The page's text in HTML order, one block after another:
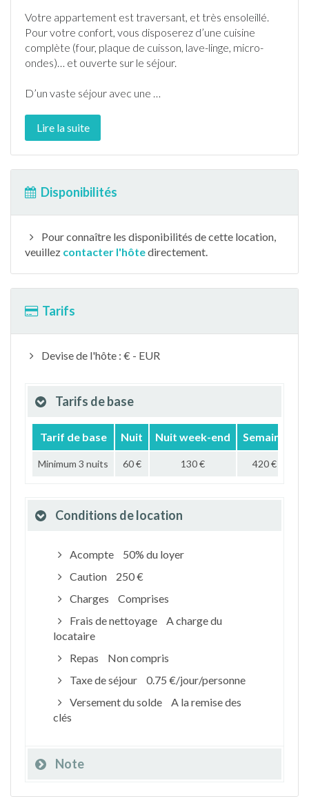
Votre appartement est traversant, et très ensoleillé.
Pour votre confort, vous disposerez d’une cuisine
complète (four, plaque de cuisson, lave-linge, micro-
ondes)… et ouverte sur le séjour.
D’un vaste séjour avec une …
Lire la suite
Disponibilités
Pour connaître les disponibilités de cette location,
veuillez contacter l'hôtedirectement.
Tarifs
Devise de l'hôte : € - EUR
Tarifs de base
Tarif de base Nuit Nuit week-end Semaine
Minimum 3 nuits 60 € 130 € 420 €
Conditions de location
Acompte
50% du loyer
Caution
250 €
Charges
Comprises
Frais de nettoyage
A charge du
locataire
Repas
Non compris
Taxe de séjour
0.75 €/jour/personne
Versement du solde
A la remise des
clés
Note